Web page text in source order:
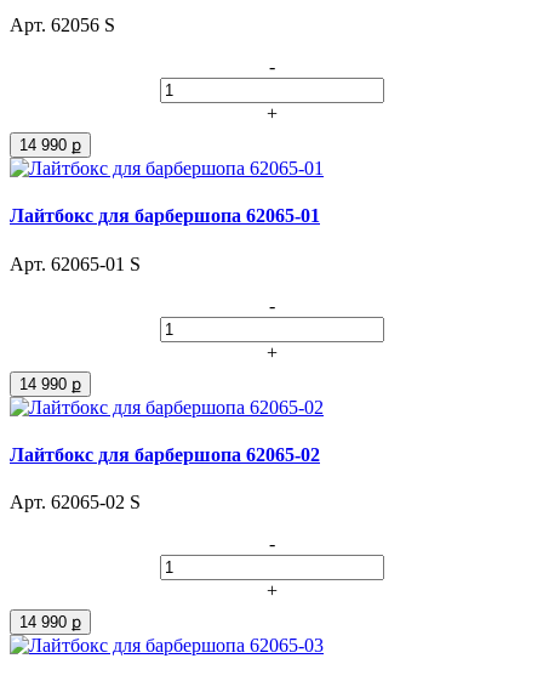
Арт. 62056 S
-
+
14 990 ք
Лайтбокс для барбершопа 62065-01
Арт. 62065-01 S
-
+
14 990 ք
Лайтбокс для барбершопа 62065-02
Арт. 62065-02 S
-
+
14 990 ք